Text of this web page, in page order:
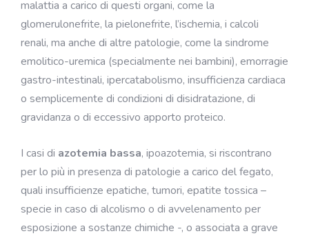
malattia a carico di questi organi, come la
glomerulonefrite, la pielonefrite, l’ischemia, i calcoli
renali, ma anche di altre patologie, come la sindrome
emolitico-uremica (specialmente nei bambini), emorragie
gastro-intestinali, ipercatabolismo, insufficienza cardiaca
o semplicemente di condizioni di disidratazione, di
gravidanza o di eccessivo apporto proteico.
I casi di azotemia bassa, ipoazotemia, si riscontrano
per lo più in presenza di patologie a carico del fegato,
quali insufficienze epatiche, tumori, epatite tossica –
specie in caso di alcolismo o di avvelenamento per
esposizione a sostanze chimiche -, o associata a grave